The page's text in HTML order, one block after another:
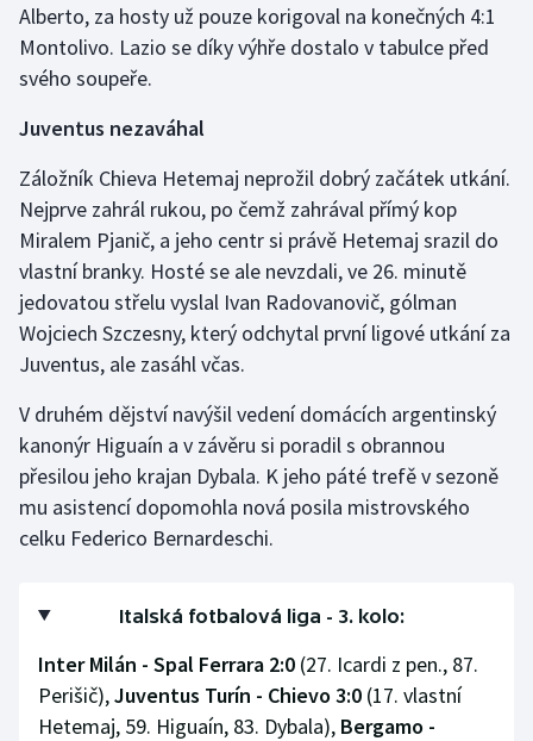
Alberto, za hosty už pouze korigoval na konečných 4:1
Montolivo. Lazio se díky výhře dostalo v tabulce před
svého soupeře.
Juventus nezaváhal
Záložník Chieva Hetemaj neprožil dobrý začátek utkání.
Nejprve zahrál rukou, po čemž zahrával přímý kop
Miralem Pjanič, a jeho centr si právě Hetemaj srazil do
vlastní branky. Hosté se ale nevzdali, ve 26. minutě
jedovatou střelu vyslal Ivan Radovanovič, gólman
Wojciech Szczesny, který odchytal první ligové utkání za
Juventus, ale zasáhl včas.
V druhém dějství navýšil vedení domácích argentinský
kanonýr Higuaín a v závěru si poradil s obrannou
přesilou jeho krajan Dybala. K jeho páté trefě v sezoně
mu asistencí dopomohla nová posila mistrovského
celku Federico Bernardeschi.
Italská fotbalová liga - 3. kolo:
Inter Milán - Spal Ferrara 2:0 (27. Icardi z pen., 87.
Perišič),Juventus Turín - Chievo 3:0 (17. vlastní
Hetemaj, 59. Higuaín, 83. Dybala), Bergamo -